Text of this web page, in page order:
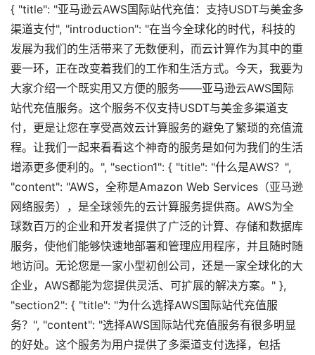
{ "title": "亚马逊云AWS国际站代充值：支持USDT与美金多
渠道支付", "introduction": "在当今全球化的时代，科技的
发展为我们的生活带来了无数便利，而云计算作为其中的重
要一环，正在改变着我们的工作和生活方式。今天，我要为
大家介绍一个既实用又方便的服务——亚马逊云AWS国际
站代充值服务。这个服务不仅支持USDT与美金多渠道支
付，更是让您在享受高效云计算服务的避免了繁琐的充值流
程。让我们一起来看看这个神奇的服务是如何为我们的生活
增添更多便利的。", "section1": { "title": "什么是AWS？",
"content": "AWS，全称是Amazon Web Services（亚马逊
网络服务），是全球领先的云计算服务提供商。AWS为全
球数百万的企业和开发者提供了广泛的计算、存储和数据库
服务，使他们能够快速地部署和管理应用程序，并且随时随
地访问。无论您是一家小型初创公司，还是一家全球化的大
企业，AWS都能为您提供灵活、可扩展的解决方案。" },
"section2": { "title": "为什么选择AWS国际站代充值服
务？", "content": "选择AWS国际站代充值服务有很多明显
的好处。这个服务为用户提供了多渠道支付选择，包括